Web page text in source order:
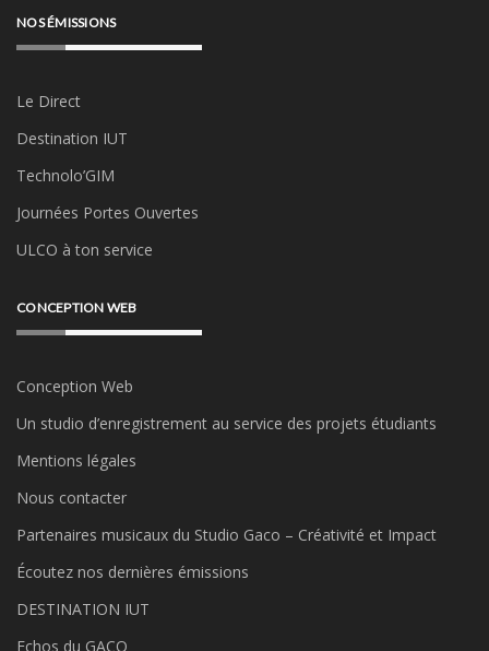
NOS ÉMISSIONS
Le Direct
Destination IUT
Technolo’GIM
Journées Portes Ouvertes
ULCO à ton service
CONCEPTION WEB
Conception Web
Un studio d’enregistrement au service des projets étudiants
Mentions légales
Nous contacter
Partenaires musicaux du Studio Gaco – Créativité et Impact
Écoutez nos dernières émissions
DESTINATION IUT
Echos du GACO